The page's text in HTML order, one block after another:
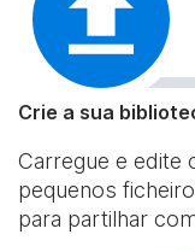
Crie a sua
Carregue e edite
pequenos
para partilhar